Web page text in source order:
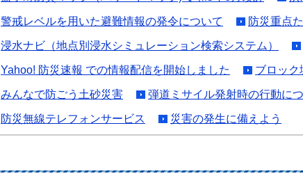
警戒レベルを用いた避難情報の発令について 防災重点
浸水ナビ（地点別浸水シミュレーション検索システム）
Yahoo! 防災速報 での情報配信を開始しました ブロック
みんなで防ごう土砂災害 弾道ミサイル発射時の行動に
防災無線テレフォンサービス 災害の発生に備えよう